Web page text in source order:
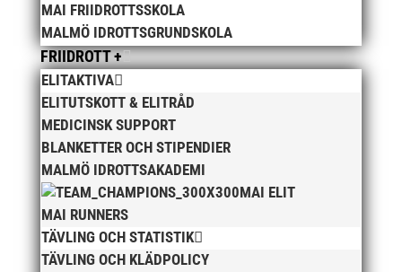
MAI FRIIDROTTSSKOLA
MALMÖ IDROTTSGRUNDSKOLA
FRIIDROTT +
ELITAKTIVA
ELITUTSKOTT & ELITRÅD
MEDICINSK SUPPORT
BLANKETTER OCH STIPENDIER
MALMÖ IDROTTSAKADEMI
MAI ELIT
MAI RUNNERS
TÄVLING OCH STATISTIK
TÄVLING OCH KLÄDPOLICY
Bilder från MAI Årsmöte 2026
Wictor i galacentrum – sedan blir det Pallasspelen
januari, 2026
Lasse Johnssons livsgärning hyllad på Friidrottsgalan
28 januari, 2026
maj 2026
april 2026
januari 2026
december 2025
november 2025